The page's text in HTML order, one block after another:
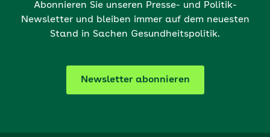
Abonnieren Sie unseren Presse- und Politik-
Newsletter und bleiben immer auf dem neuesten
Stand in Sachen Gesundheitspolitik.
Newsletter abonnieren